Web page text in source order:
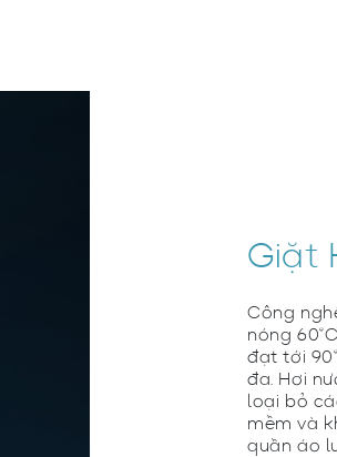
Giặt
Công
nóng
đạt tới
đa. Hơi
loại bỏ
mềm và
quần áo